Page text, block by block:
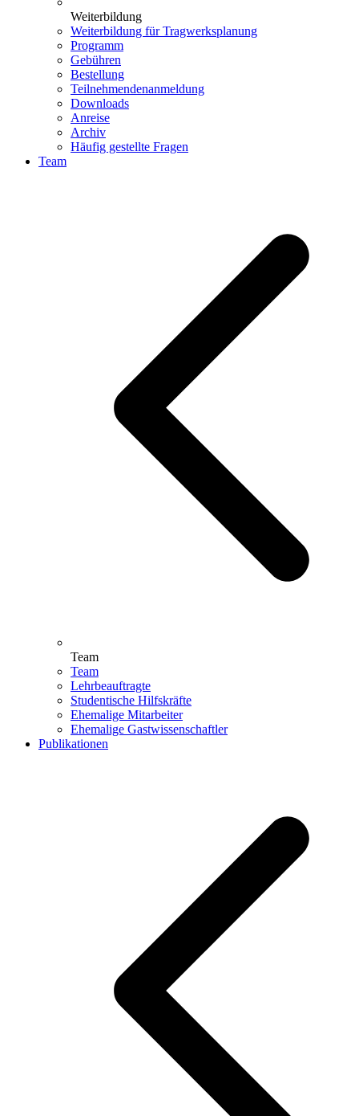
Weiterbildung
Weiterbildung für Tragwerksplanung
Programm
Gebühren
Bestellung
Teilnehmendenanmeldung
Downloads
Anreise
Archiv
Häufig gestellte Fragen
Team
Team
Team
Lehrbeauftragte
Studentische Hilfskräfte
Ehemalige Mitarbeiter
Ehemalige Gastwissenschaftler
Publikationen